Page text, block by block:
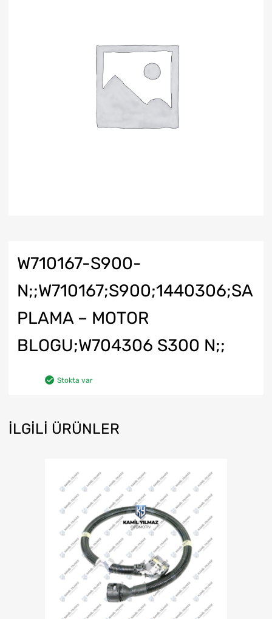
W710167-S900-
N;;W710167;S900;1440306;SA
PLAMA – MOTOR
BLOGU;W704306 S300 N;;
Stokta var
İLGILI ÜRÜNLER